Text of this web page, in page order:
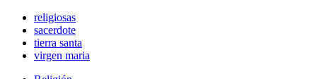
religiosas
sacerdote
tierra santa
virgen maria